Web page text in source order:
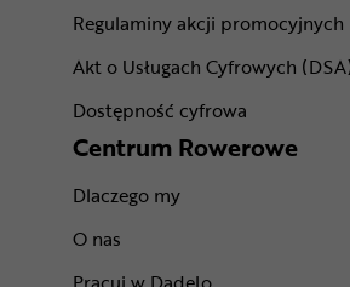
Regulaminy akcji promocyjnych
Akt o Usługach Cyfrowych
Dostępność cyfrowa
Centrum Rowerowe
Dlaczego my
O nas